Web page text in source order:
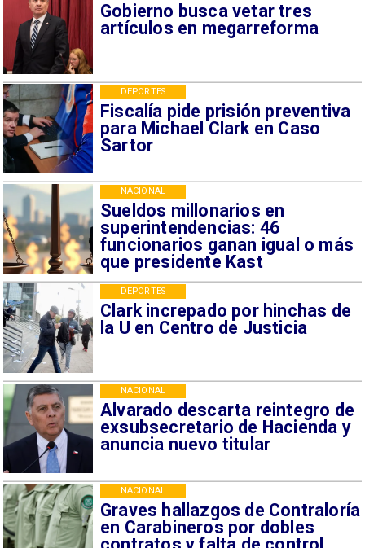
Gobierno busca vetar tres
artículos en megarreforma
Fiscalía pide prisión preventiva
para Michael Clark en Caso
Sartor
DEPORTES
Sueldos millonarios en
superintendencias: 46
funcionarios ganan igual o más
que presidente Kast
NACIONAL
Clark increpado por hinchas de
la U en Centro de Justicia
DEPORTES
Alvarado descarta reintegro de
exsubsecretario de Hacienda y
anuncia nuevo titular
NACIONAL
Graves hallazgos de Contraloría
en Carabineros por dobles
NACIONAL